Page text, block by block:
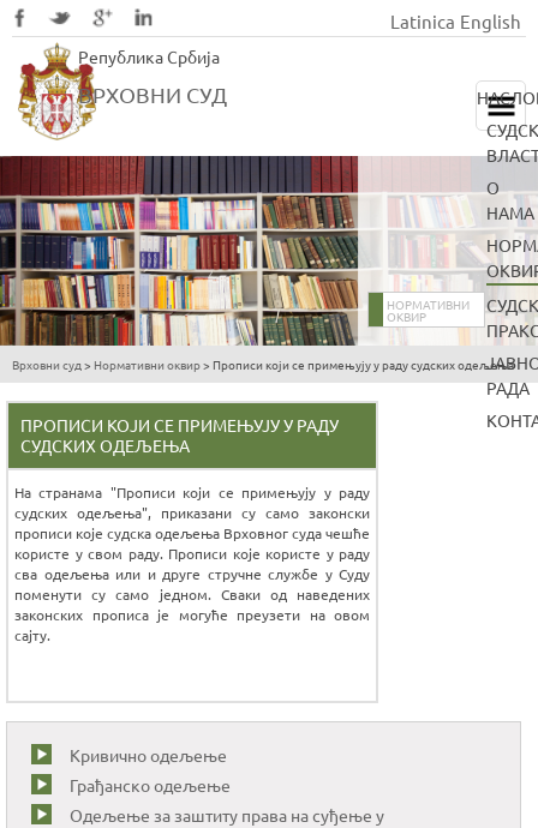
to
main
Република Србија
ВРХОВНИ СУД
Latinica English
О
НАМА
РАДА
НОРМАТИВНИ
ОКВИР
You
are
here
Врховни суд > Нормативни оквир> Прописи који се примењују у раду судских одељења
ПРОПИСИ КОЈИ СЕ ПРИМЕЊУЈУ У РАДУ
СУДСКИХ ОДЕЉЕЊА
На странама "Прописи који се примењују у раду
судских одељења", приказани су само законски
прописи које судска одељења Врховног суда чешће
користе у свом раду. Прописи које користе у раду
сва одељења или и друге стручне службе у Суду
поменути су само једном. Сваки од наведених
законских прописа је могуће преузети на овом
сајту.
Кривично одељење
Грађанско одељење
Одељење за заштиту права на суђење у